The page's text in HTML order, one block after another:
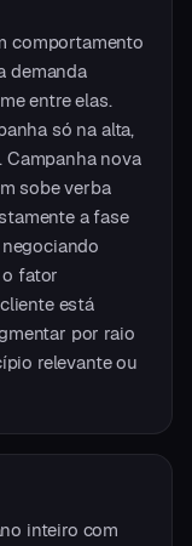
comportamento
demanda
entre elas.
só na alta,
Campanha nova
sobe verba
a fase
o fator
está
por raio
relevante ou
inteiro com